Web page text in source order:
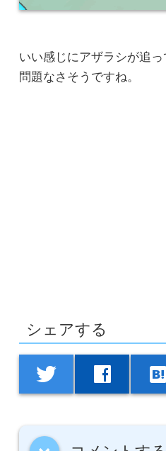
いい感じにアザラシが追
問題なさそうですね。
シェアする
twitter facebook hatenabookmark